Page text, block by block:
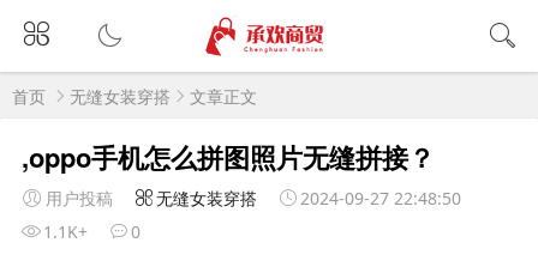
首页 无缝女装穿搭 文章正文
,oppo手机怎么拼图照片无缝拼接？
用户投稿 无缝女装穿搭
2024-09-27 22:48:50
1.1K+
0